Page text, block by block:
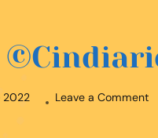
2022 Leave a Commenton